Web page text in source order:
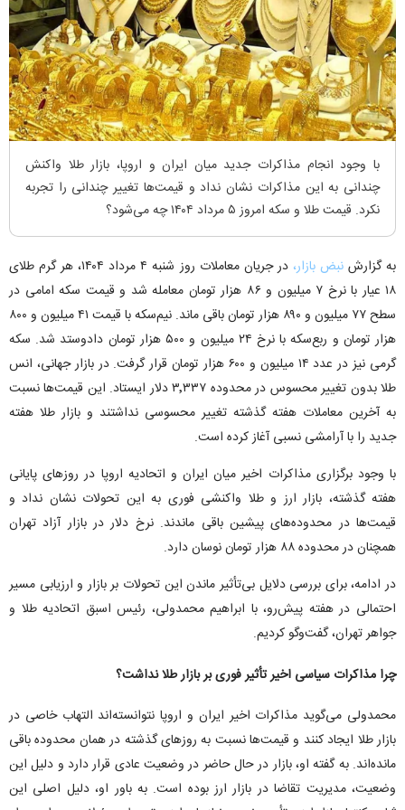
با وجود انجام مذاکرات جدید میان ایران و اروپا، بازار طلا واکنش
چندانی به این مذاکرات نشان نداد و قیمت‌ها تغییر چندانی را تجربه
نکرد. قیمت طلا و سکه امروز ۵ مرداد ۱۴۰۴ چه می‌شود؟
به گزارش نبض بازار،
در جریان معاملات روز شنبه ۴ مرداد ۱۴۰۴، هر گرم طلای
۱۸ عیار با نرخ ۷ میلیون و ۸۶ هزار تومان معامله شد و قیمت سکه امامی در
سطح ۷۷ میلیون و ۸۹۰ هزار تومان باقی ماند. نیم‌سکه با قیمت ۴۱ میلیون و ۸۰۰
هزار تومان و ربع‌سکه با نرخ ۲۴ میلیون و ۵۰۰ هزار تومان دادوستد شد. سکه
گرمی نیز در عدد ۱۴ میلیون و ۶۰۰ هزار تومان قرار گرفت. در بازار جهانی، انس
طلا بدون تغییر محسوس در محدوده ۳٬۳۳۷ دلار ایستاد. این قیمت‌ها نسبت
به آخرین معاملات هفته گذشته تغییر محسوسی نداشتند و بازار طلا هفته
جدید را با آرامشی نسبی آغاز کرده است.
با وجود برگزاری مذاکرات اخیر میان ایران و اتحادیه اروپا در روز‌های پایانی
هفته گذشته، بازار ارز و طلا واکنشی فوری به این تحولات نشان نداد و
قیمت‌ها در محدوده‌های پیشین باقی ماندند. نرخ دلار در بازار آزاد تهران
همچنان در محدوده ۸۸ هزار تومان نوسان دارد.
در ادامه، برای بررسی دلایل بی‌تأثیر ماندن این تحولات بر بازار و ارزیابی مسیر
احتمالی در هفته پیش‌رو، با ابراهیم محمدولی، رئیس اسبق اتحادیه طلا و
جواهر تهران، گفت‌و‌گو کردیم.
چرا مذاکرات سیاسی اخیر تأثیر فوری بر بازار طلا نداشت؟
محمدولی می‌گوید مذاکرات اخیر ایران و اروپا نتوانسته‌اند التهاب خاصی در
بازار طلا ایجاد کنند و قیمت‌ها نسبت به روز‌های گذشته در همان محدوده باقی
مانده‌اند. به گفته او، بازار در حال حاضر در وضعیت عادی قرار دارد و دلیل این
وضعیت، مدیریت تقاضا در بازار ارز بوده است. به باور او، دلیل اصلی این